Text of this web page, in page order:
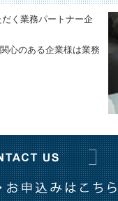
く業務パートナー企
心のある企業様は業務